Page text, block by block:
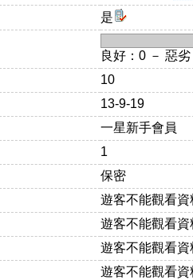
是
良好：0 － 惡
10
13-9-19
一星新手會員
1
保密
遊客不能觀看資
遊客不能觀看資
遊客不能觀看資
遊客不能觀看資